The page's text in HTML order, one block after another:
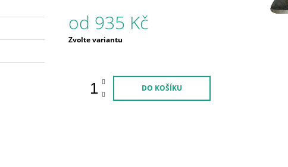
od 935 Kč
Měrná
Zvolte variantu
DO KOŠÍKU